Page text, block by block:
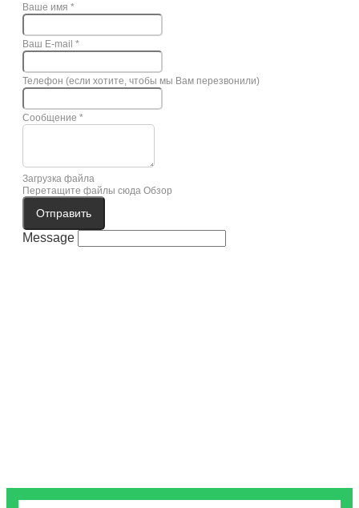
Ваше имя *
Ваш E-mail *
Телефон (если хотите, чтобы мы Вам перезвонили)
Сообщение *
Загрузка файла
Перетащите файлы сюда Обзор
Отправить
Message